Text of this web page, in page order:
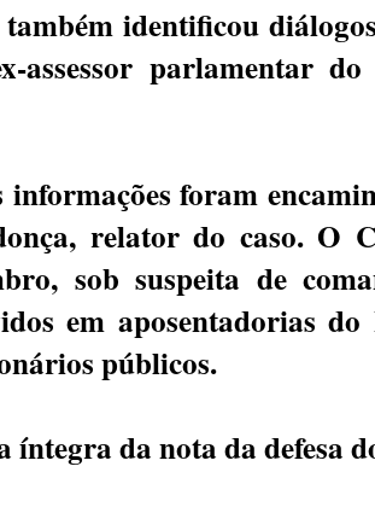
também identificou
assessor parlamentar do
informações foram
, relator do caso. O
sob suspeita de
em aposentadorias
públicos.
íntegra da nota da defesa